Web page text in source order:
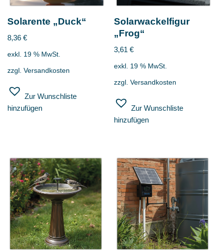
Solarente „Duck“
8,36 €
exkl. 19 % MwSt.
zzgl. Versandkosten
Zur Wunschliste
hinzufügen
Solarwackelfigur
„Frog“
3,61€
exkl. 19 % MwSt.
zzgl.Versandkosten
Zur Wunschliste
hinzufügen